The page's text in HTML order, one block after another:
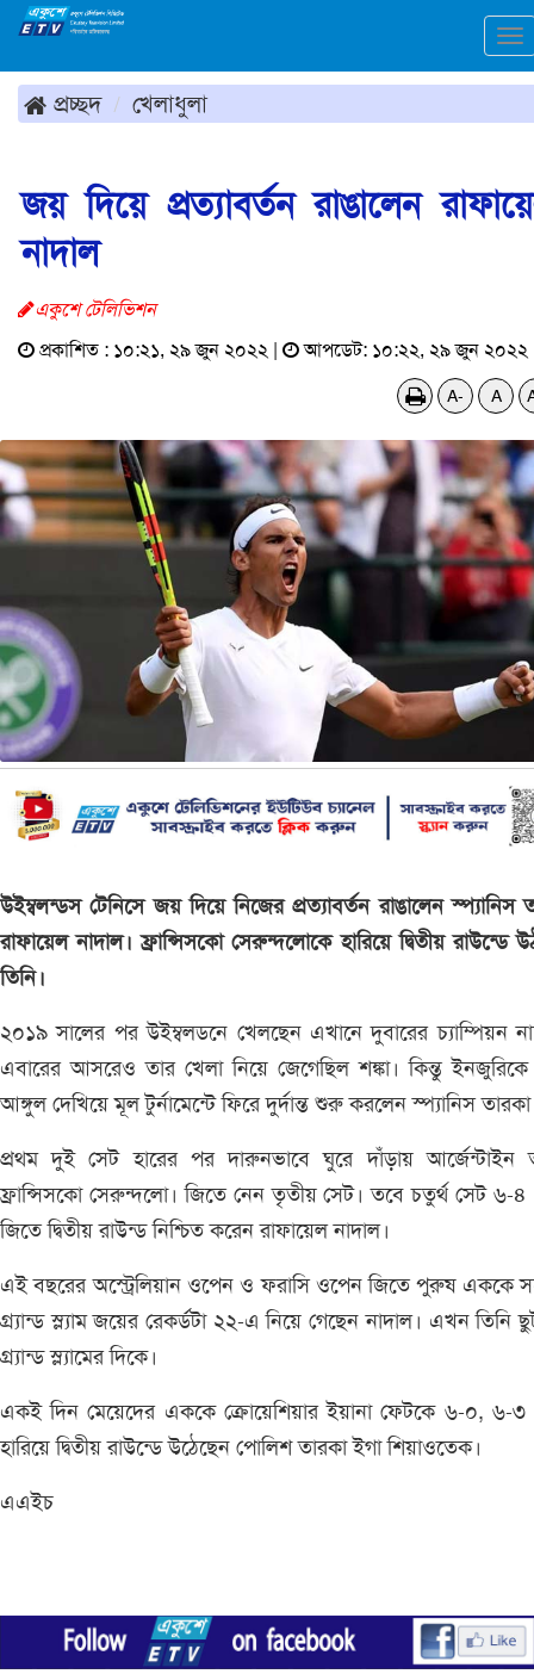
প্রচ্ছদ খেলাধুলা
জয় দিয়ে প্রত্যাবর্তন রাঙালেন
নাদাল
একুশে টেলিভিশন
প্রকাশিত : ১০:২১, ২৯ জুন ২০২২ |
আপডেট: ১০:২২, ২৯ জুন ২০২২
A- A
উইম্বলন্ডস টেনিসে জয় দিয়ে নিজের প্রত্যাবর্তন রাঙালেন স্প্যানিস
রাফায়েল নাদাল। ফ্রান্সিসকো সেরুন্দলোকে হারিয়ে দ্বিতীয় রাউন্ডে
তিনি।
২০১৯ সালের পর উইম্বলডনে খেলছেন এখানে দুবারের চ্যাম্পিয়ন
এবারের আসরেও তার খেলা নিয়ে জেগেছিল শঙ্কা। কিন্তু
আঙ্গুল দেখিয়ে মূল টুর্নামেন্টে ফিরে দুর্দান্ত শুরু করলেন স্প্যানিস
প্রথম দুই সেট হারের পর দারুনভাবে ঘুরে দাঁড়ায় আর্জেন্টাইন
ফ্রান্সিসকো সেরুন্দলো। জিতে নেন তৃতীয় সেট। তবে চতুর্থ সেট ৬-৪
জিতে দ্বিতীয় রাউন্ড নিশ্চিত করেন রাফায়েল নাদাল।
এই বছরের অস্ট্রেলিয়ান ওপেন ও ফরাসি ওপেন জিতে পুরুষ এককে
গ্র্যান্ড স্ল্যাম জয়ের রেকর্ডটা ২২-এ নিয়ে গেছেন নাদাল। এখন তিনি
গ্র্যান্ড স্ল্যামের দিকে।
একই দিন মেয়েদের এককে ক্রোয়েশিয়ার ইয়ানা ফেটকে ৬-০, ৬-৩
হারিয়ে দ্বিতীয় রাউন্ডে উঠেছেন পোলিশ তারকা ইগা শিয়াওতেক।
এএইচ